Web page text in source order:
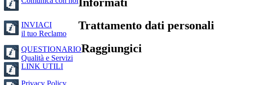
INVIACI
il tuo Reclamo
QUESTIONARIO
Qualità e Servizi
LINK UTILI
Trattamento dati personali
Privacy Policy
Raggiungici